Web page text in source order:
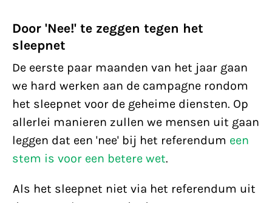
Door 'Nee!' te zeggen tegen het
sleepnet
De eerste paar maanden van het jaar gaan
we hard werken aan de campagne rondom
het sleepnet voor de geheime diensten. Op
allerlei manieren zullen we mensen uit gaan
leggen dat een 'nee' bij het referendum een
stem is voor een betere wet.
Als het sleepnet niet via het referendum uit